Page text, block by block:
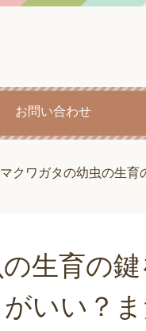
お問い合わせ
マクワガタの幼虫の生
生育の
いい？